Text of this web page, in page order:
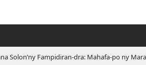
Solon’ny Fampidiran-dra: Mahafa-po ny